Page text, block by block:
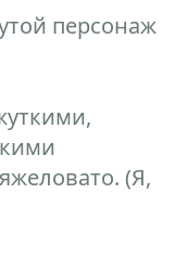
персонаж
(Я,